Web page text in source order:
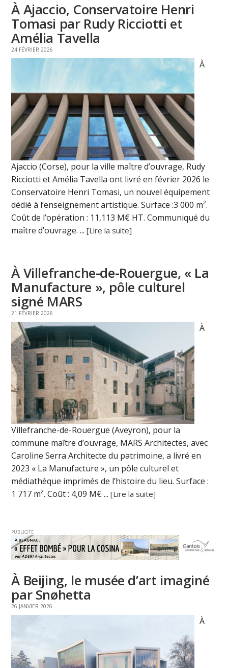
À Ajaccio, Conservatoire Henri
Tomasi par Rudy Ricciotti et
Amélia Tavella
24 FÉVRIER 2026
À
Ajaccio (Corse), pour la ville maître d’ouvrage, Rudy
Ricciotti et Amélia Tavella ont livré en février 2026 le
Conservatoire Henri Tomasi, un nouvel équipement
dédié à l’enseignement artistique. Surface :3 000 m².
Coût de l’opération : 11,113 M€ HT. Communiqué du
maître d’ouvrage. ...[Lire la suite]
À Villefranche-de-Rouergue, « La
Manufacture », pôle culturel
signé MARS
21 FÉVRIER 2026
À
Villefranche-de-Rouergue (Aveyron), pour la
commune maître d’ouvrage, MARS Architectes, avec
Caroline Serra Architecte du patrimoine, a livré en
2023 « La Manufacture », un pôle culturel et
médiathèque imprimés de l’histoire du lieu. Surface :
1 717 m². Coût : 4,09 M€ ...[Lire la suite]
PUBLICITE
À Beijing, le musée d’art imaginé
par Snøhetta
26 JANVIER 2026
À